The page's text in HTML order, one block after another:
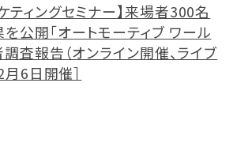
ティングセミナー】来場者300名
公開「オートモーティブ ワール
査報告（オンライン開催、ライブ
6日開催］